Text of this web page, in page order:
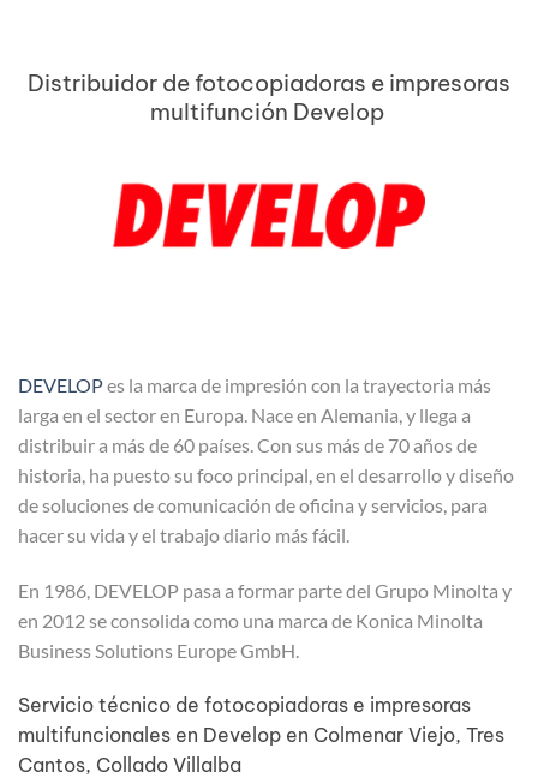
Distribuidor de fotocopiadoras e impresoras
multifunción Develop
DEVELOPes la marca de impresión con la trayectoria más
larga en el sector en Europa. Nace en Alemania, y llega a
distribuir a más de 60 países. Con sus más de 70 años de
historia, ha puesto su foco principal, en el desarrollo y diseño
de soluciones de comunicación de oficina y servicios, para
hacer su vida y el trabajo diario más fácil.
En 1986, DEVELOP pasa a formar parte del Grupo Minolta y
en 2012 se consolida como una marca de Konica Minolta
Business Solutions Europe GmbH.
Servicio técnico de fotocopiadoras e impresoras
multifuncionales en Develop en Colmenar Viejo, Tres
Cantos, Collado Villalba